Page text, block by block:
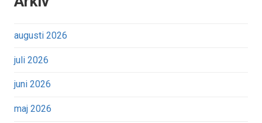
augusti 2026
juli 2026
juni 2026
maj 2026